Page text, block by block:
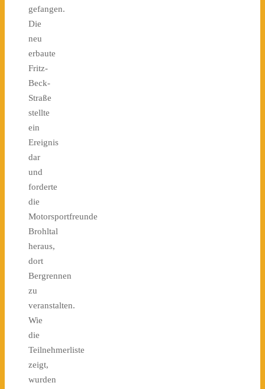
gefangen.
Die
neu
erbaute
Fritz-
Beck-
Straße
stellte
ein
Ereignis
dar
und
forderte
die
Motorsportfreunde
Brohltal
heraus,
dort
Bergrennen
zu
veranstalten.
Wie
die
Teilnehmerliste
zeigt,
wurden